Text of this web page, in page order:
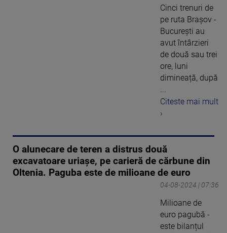
Cinci trenuri de
pe ruta Brașov -
București au
avut întârzieri
de două sau trei
ore, luni
dimineață, după
Citeste mai mult
›
O alunecare de teren a distrus două
excavatoare uriașe, pe carieră de cărbune din
Oltenia. Paguba este de milioane de euro
04-08-2024 | 07:36
Milioane de
euro pagubă -
este bilanțul